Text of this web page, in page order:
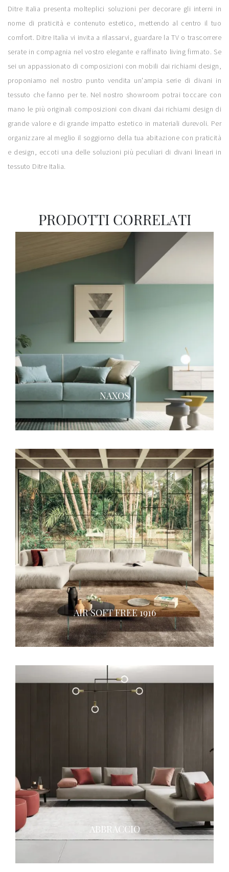
Ditre Italia presenta molteplici soluzioni per decorare gli interni in
nome di praticità e contenuto estetico, mettendo al centro il tuo
comfort. Ditre Italia vi invita a rilassarvi, guardare la TV o trascorrere
serate in compagnia nel vostro elegante e raffinato living firmato. Se
sei un appassionato di composizioni con mobili dai richiami design,
proponiamo nel nostro punto vendita un'ampia serie di divani in
tessuto che fanno per te. Nel nostro showroom potrai toccare con
mano le più originali composizioni con divani dai richiami design di
grande valore e di grande impatto estetico in materiali durevoli. Per
organizzare al meglio il soggiorno della tua abitazione con praticità
e design, eccoti una delle soluzioni più peculiari di divani lineari in
tessuto Ditre Italia.
PRODOTTI CORRELATI
NAXOS
AIR SOFT FREE 1916
ABBRACCIO